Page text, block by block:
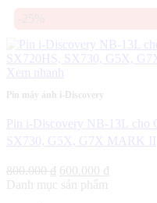
400.000
Xem nhanh
Pin máy ảnh i-Discovery
Pin i-Discovery NB-13L cho
SX730, G5X, G7X MARK II
800.000₫ Giá
gốc
600.000 ₫
Danh mục sản phẩm